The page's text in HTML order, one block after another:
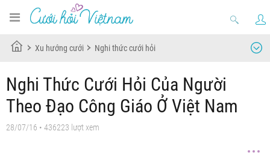
Xu hướng cưới Nghi thức cưới hỏi
Nghi Thức Cưới Hỏi Của Người
Theo Đạo Công Giáo Ở Việt Nam
28/07/16 • 436223 lượt xem